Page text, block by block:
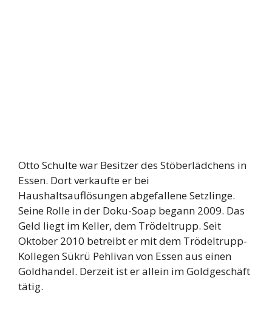
Otto Schulte war Besitzer des Stöberlädchens in
Essen. Dort verkaufte er bei
Haushaltsauflösungen abgefallene Setzlinge.
Seine Rolle in der Doku-Soap begann 2009. Das
Geld liegt im Keller, dem Trödeltrupp. Seit
Oktober 2010 betreibt er mit dem Trödeltrupp-
Kollegen Sükrü Pehlivan von Essen aus einen
Goldhandel. Derzeit ist er allein im Goldgeschäft
tätig.